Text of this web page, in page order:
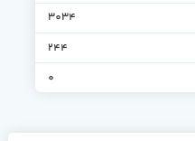
3034
244
0